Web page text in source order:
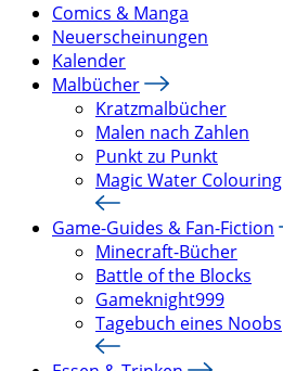
Comics & Manga
Neuerscheinungen
Kalender
Malbücher
Kratzmalbücher
Malen nach Zahlen
Punkt zu Punkt
Magic Water Colouring
Game-Guides & Fan-Fiction
Minecraft-Bücher
Battle of the Blocks
Gameknight999
Tagebuch eines Noobs